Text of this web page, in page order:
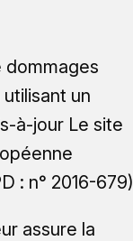
dommages
un
à-jour Le site
: n° 2016-679)
assure la